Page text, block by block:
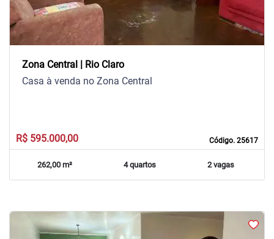
Zona Central | Rio Claro
Código. 25617
Casa à venda no Zona Central
R$ 595.000,00
262,00 m² 4 quartos 2 vagas